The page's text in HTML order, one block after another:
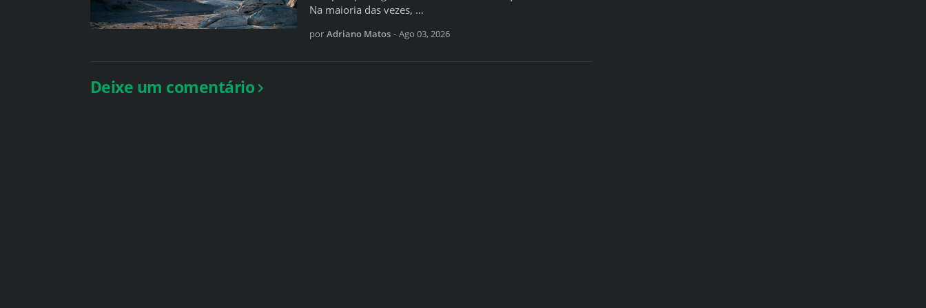
Na maioria das vezes, …
por Adriano Matos - Ago 03, 2026
Deixe um comentário